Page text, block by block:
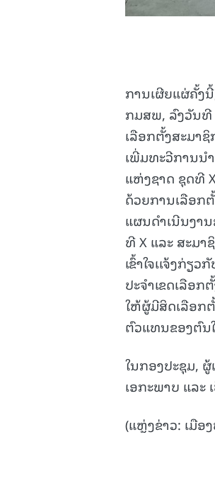
ການເຜີຍແຜ່ຄັ້ງ
ກມສພ, ລົງວັນທີ
ເລືອກຕັ້ງສະມາ
ເພີ່ມທະວີການນໍ
ແຫ່ງຊາດ ຊຸດທີ
ດ້ວຍການເລືອກ
ແຜນດໍາເນີນງາ
ທີ X ແລະ ສະມາ
ເຂົ້າໃຈເເຈ້ງກ່
ປະຈໍາເຂດເລືອ
ໃຫ້ຜູ້ມີສິດເລືອກ
ຕົວແທນຂອງຕົນ
ໃນກອງປະຊຸມ, ຜູ້
ເອກະພາບ ແລະ
(ແຫຼ່ງຂ່າວ: ເມືອ